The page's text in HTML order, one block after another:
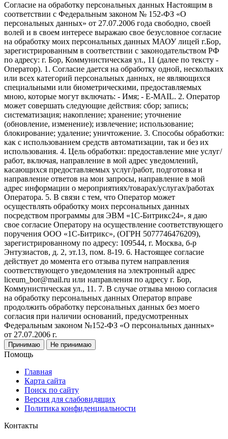
Согласие на обработку персональных данных Настоящим в
соответствии с Федеральным законом № 152-ФЗ «О
персональных данных» от 27.07.2006 года свободно, своей
волей и в своем интересе выражаю свое безусловное согласие
на обработку моих персональных данных МАОУ лицей г.Бор,
зарегистрированным в соответствии с законодательством РФ
по адресу: г. Бор, Коммунистическая ул., 11 (далее по тексту -
Оператор). 1. Согласие дается на обработку одной, нескольких
или всех категорий персональных данных, не являющихся
специальными или биометрическими, предоставляемых
мною, которые могут включать: - Имя; - E-MAIL. 2. Оператор
может совершать следующие действия: сбор; запись;
систематизация; накопление; хранение; уточнение
(обновление, изменение); извлечение; использование;
блокирование; удаление; уничтожение. 3. Способы обработки:
как с использованием средств автоматизации, так и без их
использования. 4. Цель обработки: предоставление мне услуг/
работ, включая, направление в мой адрес уведомлений,
касающихся предоставляемых услуг/работ, подготовка и
направление ответов на мои запросы, направление в мой
адрес информации о мероприятиях/товарах/услугах/работах
Оператора. 5. В связи с тем, что Оператор может
осуществлять обработку моих персональных данных
посредством программы для ЭВМ «1С-Битрикс24», я даю
свое согласие Оператору на осуществление соответствующего
поручения ООО «1С-Битрикс», (ОГРН 5077746476209),
зарегистрированному по адресу: 109544, г. Москва, б-р
Энтузиастов, д. 2, эт.13, пом. 8-19. 6. Настоящее согласие
действует до момента его отзыва путем направления
соответствующего уведомления на электронный адрес
liceum_bor@mail.ru или направления по адресу г. Бор,
Коммунистическая ул., 11. 7. В случае отзыва мною согласия
на обработку персональных данных Оператор вправе
продолжить обработку персональных данных без моего
согласия при наличии оснований, предусмотренных
Федеральным законом №152-ФЗ «О персональных данных»
от 27.07.2006 г.
Принимаю Не принимаю
Помощь
Главная
Карта сайта
Поиск по сайту
Версия для слабовидящих
Политика конфиденциальности
Контакты